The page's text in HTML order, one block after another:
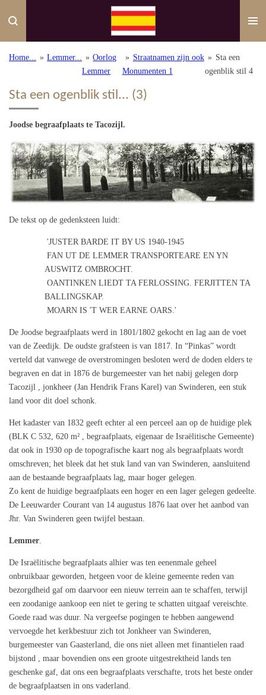
direct
de
Home... » Lemmer... » Oorlog
Lemmer
» Straatnamen zijn ook
Monumenten 1
» Sta een
ogenblik stil 4
Sta een ogenblik stil... (3)
Joodse begraafplaats te Tacozijl.
De tekst op de gedenksteen luidt:
'JUSTER BARDE IT BY US 1940-1945
FAN UT DE LEMMER TRANSPORTEARE EN YN
AUSWITZ OMBROCHT.
OANTINKEN LIEDT TA FERLOSSING. FERJITTEN TA
BALLINGSKAP.
MOARN IS 'T WER EARNE OARS.'
De Joodse begraafplaats werd in 1801/1802 gekocht en lag aan de voet
van de Zeedijk. De oudste grafsteen is van 1817. In “Pinkas” wordt
verteld dat vanwege de overstromingen besloten werd de doden elders te
begraven en dat in 1876 de burgemeester van het nabij gelegen dorp
Tacozijl , jonkheer (Jan Hendrik Frans Karel) van Swinderen, een stuk
land voor dit doel schonk.
Het kadaster van 1832 geeft echter al een perceel aan op de huidige plek
(BLK C 532, 620 m² , begraafplaats, eigenaar de Israëlitische Gemeente)
dat ook in 1930 op de topografische kaart nog als begraafplaats wordt
omschreven; het bleek dat het stuk land van van Swinderen, aansluitend
aan de bestaande begraafplaats lag, maar hoger gelegen.
Zo kent de huidige begraafplaats een hoger en een lager gelegen gedeelte.
De Leeuwarder Courant van 14 augustus 1876 laat over het aanbod van
Jhr. Van Swinderen geen twijfel bestaan.
Lemmer.
De Israëlitische begraafplaats alhier was ten eenenmale geheel
onbruikbaar geworden, hetgeen voor de kleine gemeente reden van
bezorgdheid gaf om daarvoor een nieuw terrein aan te schaffen, terwijl
een zoodanige aankoop een niet te gering te schatten uitgaaf vereischte.
Goede raad was duur. Na vergeefse pogingen te hebben aangewend
vervoegde het kerkbestuur zich tot Jonkheer van Swinderen,
burgemeester van Gaasterland, die ons niet alleen met finantielen raad
bijstond , maar bovendien ons een groote uitgestrektheid lands ten
geschenke gaf, dat ons een begraafplaats verschafte, trots het beste onder
de begraafplaatsen in ons vaderland.